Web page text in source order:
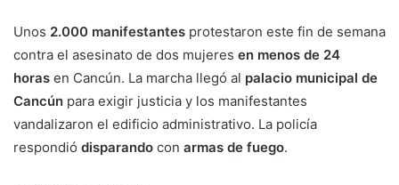
Unos 2.000 manifestantes protestaron este fin de semana
contra el asesinato de dos mujeres en menos de 24
horas en Cancún. La marcha llegó al palacio municipal de
Cancún para exigir justicia y los manifestantes
vandalizaron el edificio administrativo. La policía
respondió disparando con armas de fuego.